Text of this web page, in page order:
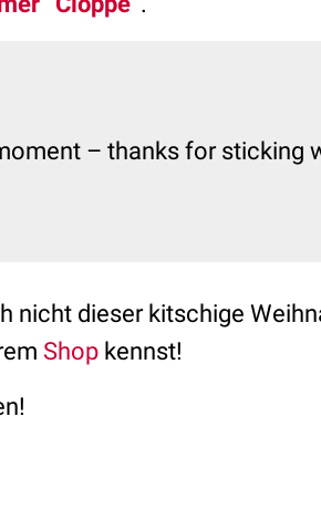
nicht dieser kitschige
Shop kennst!